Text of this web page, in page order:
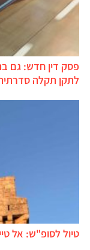
פסק דין חדש: גם
לתקן תקלה
טיול לסופ"ש: אל